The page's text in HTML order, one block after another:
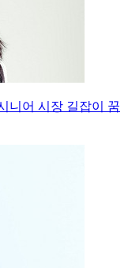
니어 시장 길잡이 꿈